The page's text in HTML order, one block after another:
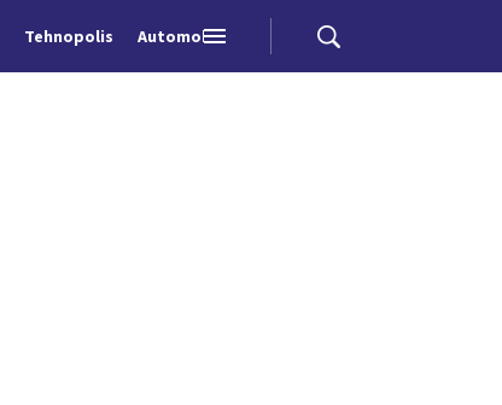
Tehnopolis Automobili